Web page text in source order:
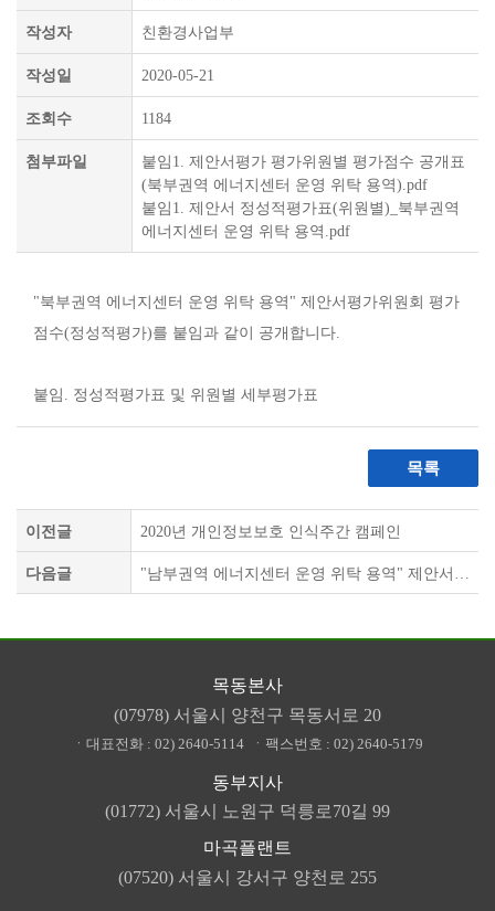
작성자 친환경사업부
작성일 2020-05-21
조회수 1184
첨부파일
붙임1. 제안서평가 평가위원별 평가점수 공개표
(북부권역 에너지센터 운영 위탁 용역).pdf
붙임1. 제안서 정성적평가표(위원별)_북부권역
에너지센터 운영 위탁 용역.pdf
"북부권역 에너지센터 운영 위탁 용역" 제안서평가위원회 평가
점수(정성적평가)를 붙임과 같이 공개합니다.
붙임. 정성적평가표 및 위원별 세부평가표
목록
이전글 2020년 개인정보보호 인식주간 캠페인
다음글
목동본사
(07978) 서울시 양천구 목동서로 20
ㆍ대표전화 : 02) 2640-5114 ㆍ팩스번호 : 02) 2640-5179
동부지사
(01772) 서울시 노원구 덕릉로70길 99
마곡플랜트
(07520) 서울시 강서구 양천로 255